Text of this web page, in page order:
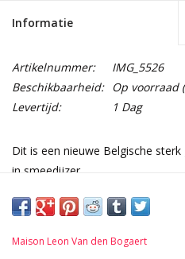
Informatie
Artikelnummer:
IMG_5526
Beschikbaarheid: Op voorraad
Levertijd:
1 Dag
Dit is een nieuwe Belgische
in smeedijzer.
Afmetingen:
40 cm Breed 15,75 Inch
Maison Leon Van den Bogaert